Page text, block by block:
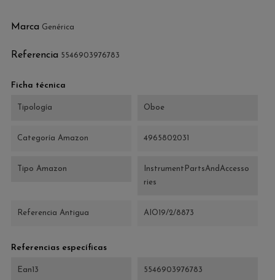
Marca Genérica
Referencia 5546903976783
Ficha técnica
Tipología Oboe
Categoría Amazon 4965802031
Tipo Amazon
InstrumentPartsAndAccesso
ries
Referencia Antigua AIO19/2/8873
Referencias específicas
Ean13 5546903976783